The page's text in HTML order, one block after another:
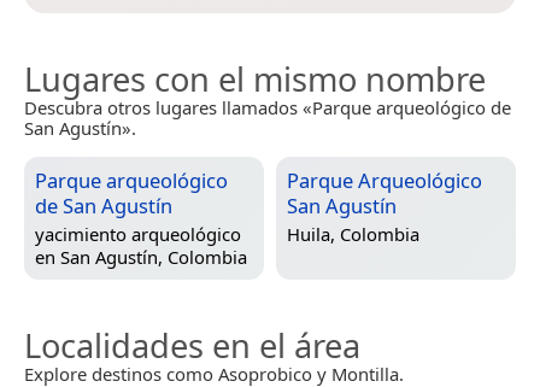
Lugares con el mismo nombre
Descubra otros lugares llamados «Parque arqueológico de
San Agustín».
Parque arqueológico
de San Agustín
yacimiento arqueológico
en San Agustín, Colombia
Parque Arqueológico
San Agustín
Huila, Colombia
Localidades en el área
Explore destinos como Asoprobico y Montilla.